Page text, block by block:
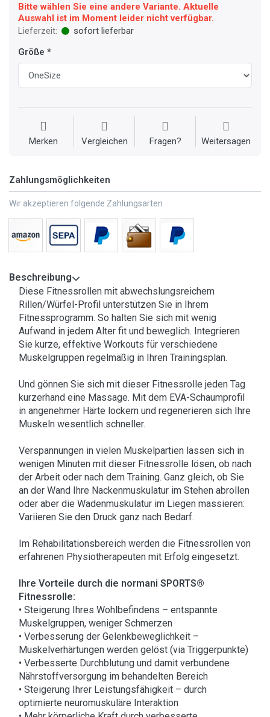
Bitte wählen Sie eine andere Variante. Aktuelle
Auswahl ist im Moment leider nicht verfügbar.
Lieferzeit:
sofort lieferbar
Größe
Merken Vergleichen Fragen? Weitersagen
Zahlungsmöglichkeiten
Wir akzeptieren folgende Zahlungsarten
Beschreibung
Diese Fitnessrollen mit abwechslungsreichem
Rillen/Würfel-Profil unterstützen Sie in Ihrem
Fitnessprogramm. So halten Sie sich mit wenig
Aufwand in jedem Alter fit und beweglich. Integrieren
Sie kurze, effektive Workouts für verschiedene
Muskelgruppen regelmäßig in Ihren Trainingsplan.
Und gönnen Sie sich mit dieser Fitnessrolle jeden Tag
kurzerhand eine Massage. Mit dem EVA-Schaumprofil
in angenehmer Härte lockern und regenerieren sich Ihre
Muskeln wesentlich schneller.
Verspannungen in vielen Muskelpartien lassen sich in
wenigen Minuten mit dieser Fitnessrolle lösen, ob nach
der Arbeit oder nach dem Training. Ganz gleich, ob Sie
an der Wand Ihre Nackenmuskulatur im Stehen abrollen
oder aber die Wadenmuskulatur im Liegen massieren:
Variieren Sie den Druck ganz nach Bedarf.
Im Rehabilitationsbereich werden die Fitnessrollen von
erfahrenen Physiotherapeuten mit Erfolg eingesetzt.
Ihre Vorteile durch die normani SPORTS®
Fitnessrolle:
• Steigerung Ihres Wohlbefindens – entspannte
Muskelgruppen, weniger Schmerzen
• Verbesserung der Gelenkbeweglichkeit –
Muskelverhärtungen werden gelöst (via Triggerpunkte)
• Verbesserte Durchblutung und damit verbundene
Nährstoffversorgung im behandelten Bereich
• Steigerung Ihrer Leistungsfähigkeit – durch
optimierte neuromuskuläre Interaktion